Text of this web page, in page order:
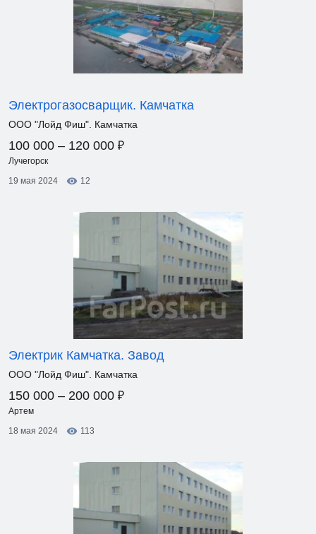
Электрогазосварщик. Камчатка
ООО "Лойд Фиш". Камчатка
100 000 – 120 000 ₽
Лучегорск
19 мая 2024
12
Электрик Камчатка. Завод
ООО "Лойд Фиш". Камчатка
150 000 – 200 000 ₽
Артем
18 мая 2024
113